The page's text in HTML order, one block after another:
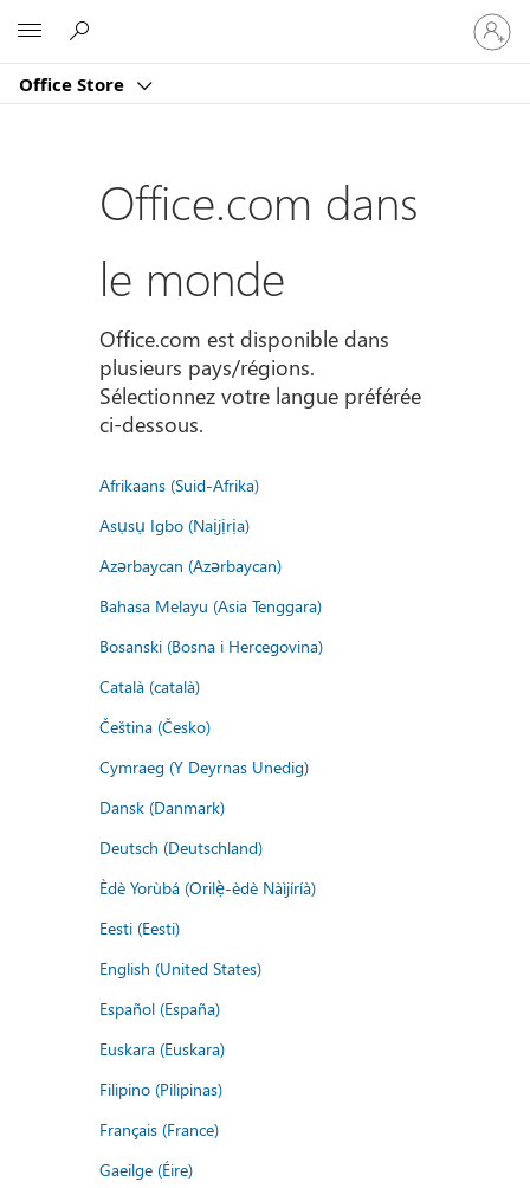
Office Store
vous
à
compte
Office.com dans
le monde
Office.com est disponible dans
plusieurs pays/régions.
Sélectionnez votre langue préférée
ci-dessous.
Afrikaans (Suid-Afrika)
Asụsụ Igbo (Naịjịrịa)
Azərbaycan (Azərbaycan)
Bahasa Melayu (Asia Tenggara)
Bosanski (Bosna i Hercegovina)
Català (català)
Čeština (Česko)
Cymraeg (Y Deyrnas Unedig)
Dansk (Danmark)
Deutsch (Deutschland)
Èdè Yorùbá (Orilẹ̀-èdè Nàìjíríà)
Eesti (Eesti)
English (United States)
Español (España)
Euskara (Euskara)
Filipino (Pilipinas)
Français (France)
Gaeilge (Éire)